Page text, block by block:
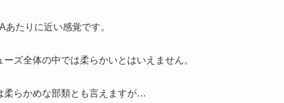
たりに近い感覚です。
ズ全体の中では柔らかいとはいえません。
柔らかめな部類とも言えますが…